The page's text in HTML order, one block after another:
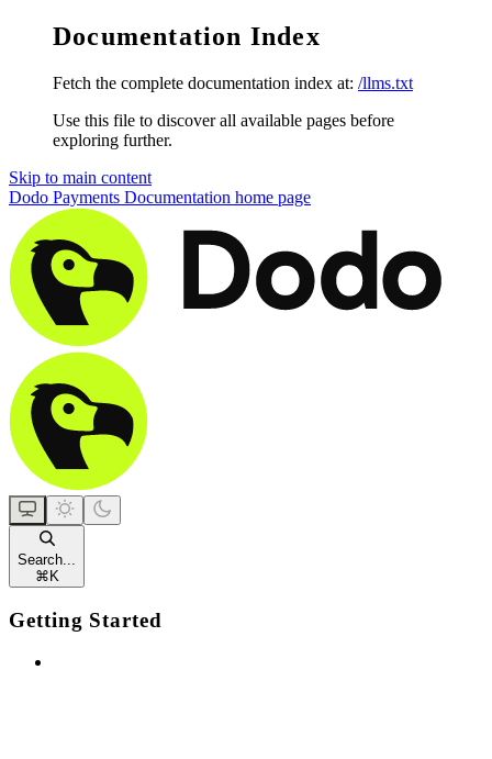
Documentation Index
Fetch the complete documentation index at: /llms.txt
Use this file to discover all available pages before
exploring further.
Skip to main content
Dodo Payments Documentation home page
Search...
⌘ K
Getting Started